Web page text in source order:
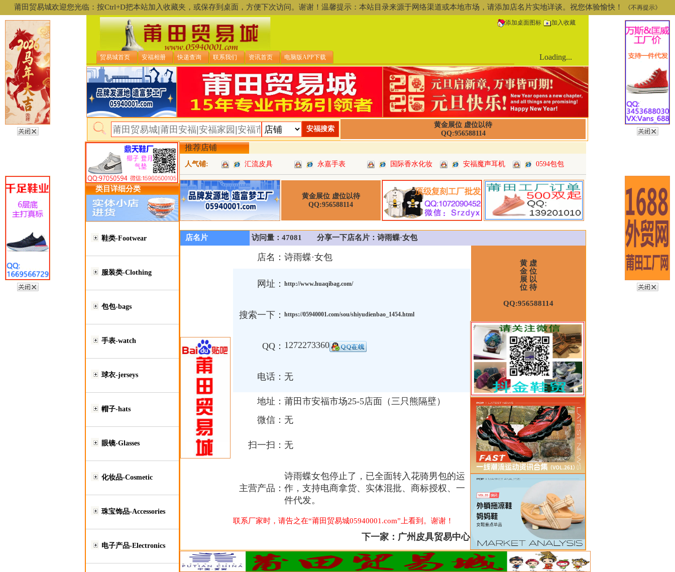
莆田贸易城欢迎您光临：按Ctrl+D把本站加入收藏夹，或保存到桌面，方便下次访问。谢谢！温馨提示：本站目录来源于网络渠道或本地市场，请添加店名片实地详谈。祝您体验愉快！ 《不再提示》
添加桌面图标 加入收藏
贸易城首页 安福相册 快递查询 联系我们 资讯首页 电脑版APP下载 Loading...
黄金展位 虚位以待
QQ:956588114
类目详细分类
鞋类-Footwear
服装类-Clothing
包包-bags
手表-watch
球衣-jerseys
帽子-hats
眼镜-Glasses
化妆品-Cosmetic
珠宝饰品-Accessories
电子产品-Electronics
推荐店铺
人气铺: 汇流皮具 永嘉手表 国际香水化妆 安福魔声耳机 0594包包
黄金展位 虚位以待
QQ:956588114
店名片 访问量：47081 分享一下店名片：诗雨蝶·女包
店名： 诗雨蝶·女包
黄 虚
金 位
展 以
位 待
QQ:956588114
网址： http://www.huaqibag.com/
搜索一下： https://05940001.com/sou/shiyudienbao_1454.html
QQ： 1272273360
电话： 无
地址： 莆田市安福市场25-5店面（三只熊隔壁）
微信： 无
扫一扫： 无
主营产品：
诗雨蝶女包停止了，已全面转入花骑男包的运
作，支持电商拿货、实体混批、商标授权、一
件代发。
联系厂家时，请告之在“莆田贸易城05940001.com”上看到。谢谢！
下一家： 广州皮具贸易中心